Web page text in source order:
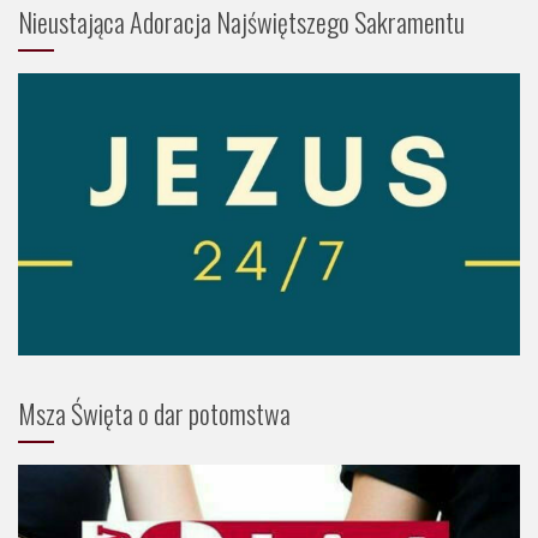
Nieustająca Adoracja Najświętszego Sakramentu
Msza Święta o dar potomstwa